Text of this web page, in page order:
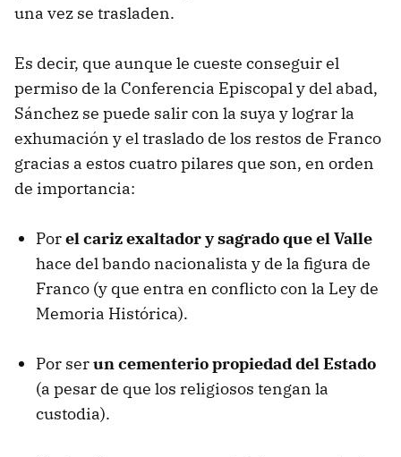
una vez se trasladen.
Es decir, que aunque le cueste conseguir el
permiso de la Conferencia Episcopal y del abad,
Sánchez se puede salir con la suya y lograr la
exhumación y el traslado de los restos de Franco
gracias a estos cuatro pilares que son, en orden
de importancia:
Porel cariz exaltador y sagrado que el Valle
hace del bando nacionalista y de la figura de
Franco (y que entra en conflicto con la Ley de
Memoria Histórica).
Por serun cementerio propiedad del Estado
(a pesar de que los religiosos tengan la
custodia).